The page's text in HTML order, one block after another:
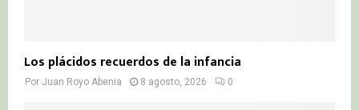
Los plácidos recuerdos de la infancia
Por Juan Royo Abenia 8 agosto, 2026 0